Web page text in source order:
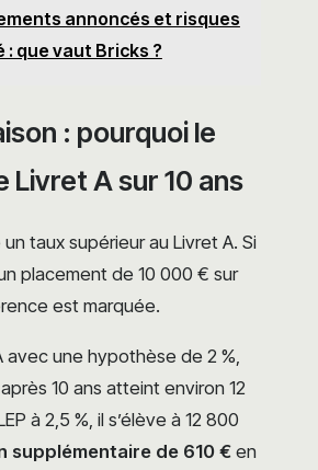
annoncés et risques
: que vaut Bricks ?
: pourquoi le
Livret A sur 10 ans
un taux supérieur au Livret A. Si
placement de 10 000 € sur
est marquée.
avec une hypothèse de 2 %,
10 ans atteint environ 12
à 2,5 %, il s’élève à 12 800
supplémentaire de 610 € en